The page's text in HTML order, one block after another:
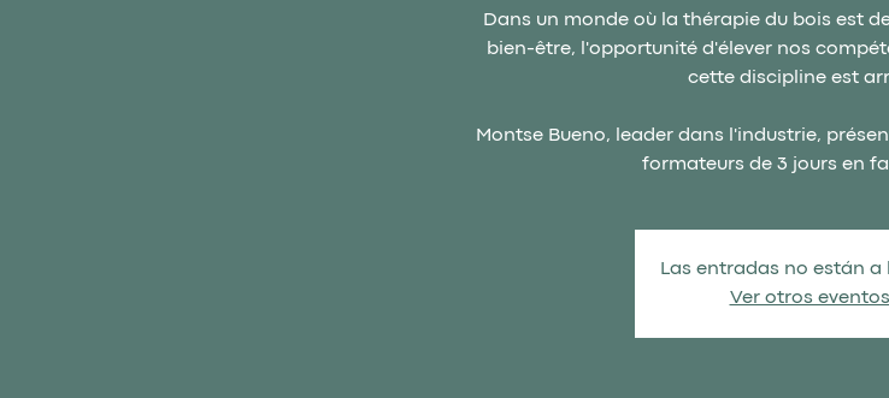
Dans un monde où la thérapie du bois est
bien-être, l'opportunité d'élever nos
cette discipline est
Montse Bueno, leader dans l'industrie,
formateurs de 3 jours en
Las entradas no están a
Ver otros eventos